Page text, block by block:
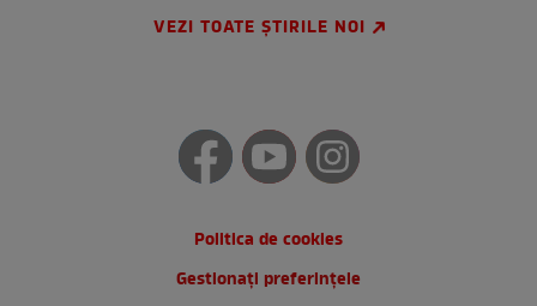
VEZI TOATE ȘTIRILE NOI
Politica de cookies
Gestionați preferințele